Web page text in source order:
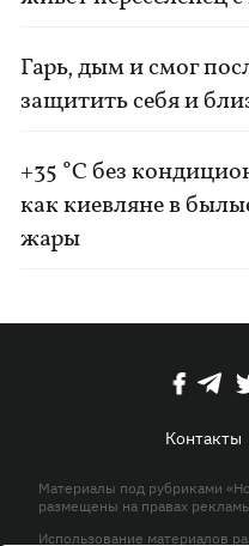
Гарь, дым и смог
защитить себя и
+35 °C без
как киевляне в
жары
Контакты
Материалы под рубриками
размещены на правах
Использование материалов